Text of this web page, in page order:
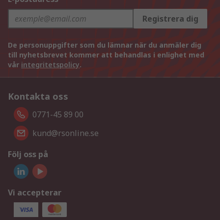
Registrera dig
De personuppgifter som du lämnar när du anmäler dig
till nyhetsbrevet kommer att behandlas i enlighet med
vår integritetspolicy.
Kontakta oss
0771-45 89 00
kund@rsonline.se
Följ oss på
Vi accepterar